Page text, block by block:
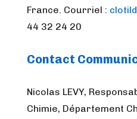
France. Courriel :
44 32 24 20
Contact
Nicolas LEVY,
Chimie, Département